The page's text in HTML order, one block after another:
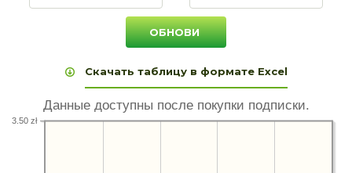
Скачать таблицу в формате Excel
Данные доступны после покупки подписки.
3.50 zł